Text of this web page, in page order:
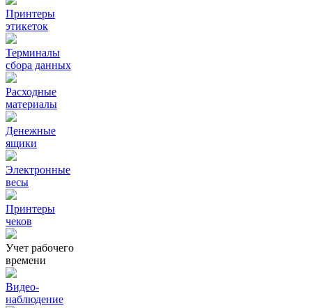
Принтеры
этикеток
Терминалы
сбора данных
Расходные
материалы
Денежные
ящики
Электронные
весы
Принтеры
чеков
Учет рабочего
времени
Видео‑
наблюдение